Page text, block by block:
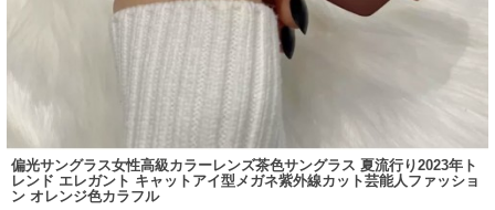
偏光サングラス女性高級カラーレンズ茶色サングラス 夏流行り2023年ト
レンド エレガント キャットアイ型メガネ紫外線カット芸能人ファッショ
ン オレンジ色カラフル